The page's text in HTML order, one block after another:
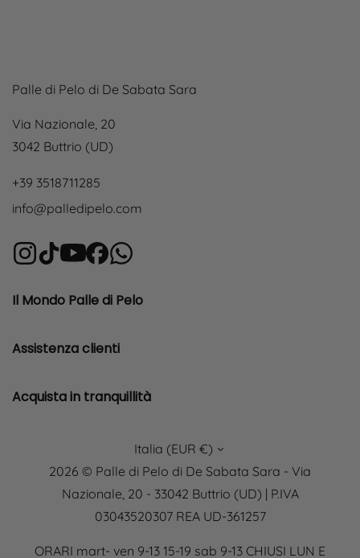
Palle di Pelo di De Sabata Sara
Via Nazionale, 20
3042 Buttrio (UD)
+39 3518711285
info@palledipelo.com
Il Mondo Palle di Pelo
Assistenza clienti
Acquista in tranquillità
Italia (EUR €)
2026 © Palle di Pelo di De Sabata Sara - Via
Nazionale, 20 - 33042 Buttrio (UD) | P.IVA
03043520307 REA UD-361257
ORARI mart- ven 9-13 15-19 sab 9-13 CHIUSI LUN E